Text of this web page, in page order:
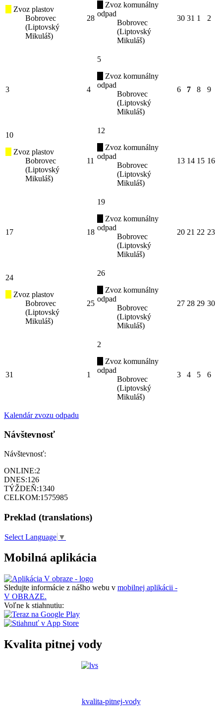
Zvoz plastov
Bobrovec
(Liptovský
Mikuláš)
28
Zvoz komunálny
odpad
Bobrovec
(Liptovský
Mikuláš)
30 31 1 2
3 4
5
Zvoz komunálny
odpad
Bobrovec
(Liptovský
Mikuláš)
6 7 8 9
10
Zvoz plastov
Bobrovec
(Liptovský
Mikuláš)
11
12
Zvoz komunálny
odpad
Bobrovec
(Liptovský
Mikuláš)
13 14 15 16
17 18
19
Zvoz komunálny
odpad
Bobrovec
(Liptovský
Mikuláš)
20 21 22 23
24
Zvoz plastov
Bobrovec
(Liptovský
Mikuláš)
25
26
Zvoz komunálny
odpad
Bobrovec
(Liptovský
Mikuláš)
27 28 29 30
31 1
2
Zvoz komunálny
odpad
Bobrovec
(Liptovský
Mikuláš)
3 4 5 6
Kalendár zvozu odpadu
Návštevnosť
Návštevnosť:
ONLINE:2
DNES:126
TÝŽDEŇ:1340
CELKOM:1575985
Preklad (translations)
Select Language ▼
Mobilná aplikácia
Sledujte informácie z nášho webu v mobilnej aplikácii -
V OBRAZE.
Voľne k stiahnutiu:
Kvalita pitnej vody
kvalita-pitnej-vody